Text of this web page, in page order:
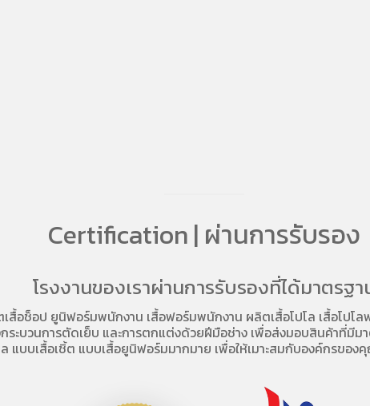
Certification | ผ่านการรับรอง
โรงงานของเราผ่านการรับรองที่ได้มาตรฐา
สื้อช็อป ยูนิฟอร์มพนักงาน เสื้อฟอร์มพนักงาน ผลิตเสื้อโปโล เสื้อโปโ
ะบวนการตัดเย็บ และการตกแต่งด้วยฝีมือช่าง เพื่อส่งมอบสินค้าที่มีม
แบบเสื้อเชิ้ต แบบเสื้อยูนิฟอร์มมากมาย เพื่อให้เมาะสมกับองค์กรขอ